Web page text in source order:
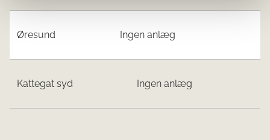
Øresund​ ​Ingen anlæg
Kattegat syd Ingen anlæg